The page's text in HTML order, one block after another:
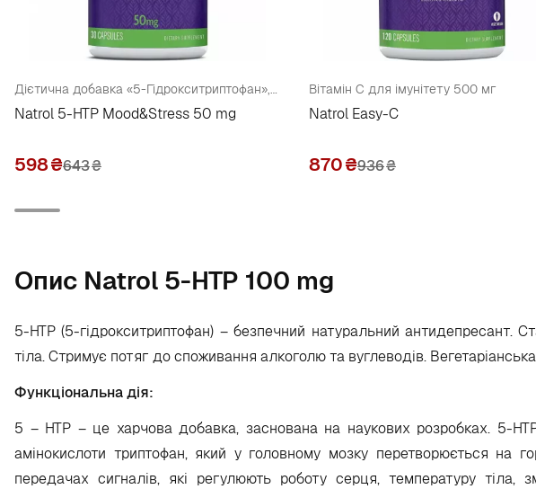
Дієтична добавка «5-Гідрокситриптофан», 50 мг
Natrol 5-HTP Mood&Stress 50 mg
598₴643₴
Вітамін С для імунітету 500 мг
Natrol Easy-C
870₴936₴
Опис Natrol 5-HTP 100 mg
5-НТР (5-гідрокситриптофан) – безпечний натуральний антидепресант.
тіла. Стримує потяг до споживання алкоголю та вуглеводів.
Функціональна дія:
5 – НТР – це харчова добавка, заснована на наукових розробках. 5-
амінокислоти триптофан, який у головному мозку перетворюється на
передачах сигналів, які регулюють роботу серця, температуру